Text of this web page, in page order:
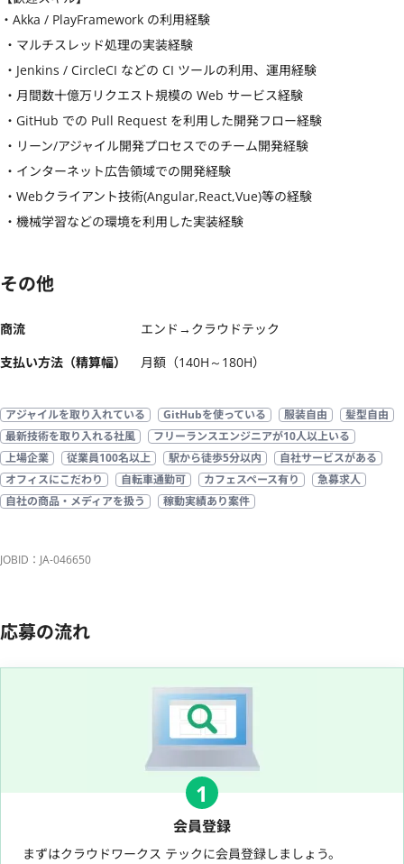
・Akka / PlayFramework の利用経験
・機械学習などの環境を利用した実装経験
その他
商流
エンド→クラウドテック
支払い方法（精算幅）
月額（140H～180H）
アジャイルを取り入れている GitHubを使っている 服装自由
髪型自由
最新技術を取り入れる社風
フリーランスエンジニアが10人以上いる
上場企業
従業員100名以上 駅から徒歩5分以内
自社サービスがある
オフィスにこだわり
自転車通勤可 カフェスペース有り
急募求人
自社の商品・メディアを扱う
稼動実績あり案件
JOBID：JA-046650
応募の流れ
1
会員登録
まずはクラウドワークス テックに会員登録しましょう。